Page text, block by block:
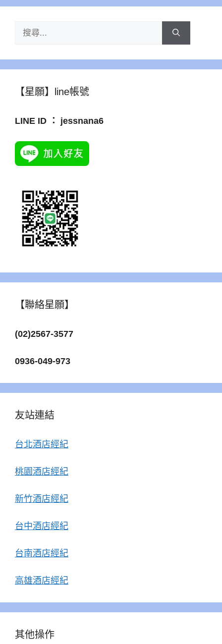
【星願】line帳號
LINE ID ： jessnana6
【聯絡星願】
(02)2567-3577
0936-049-973
友站連結
台北酒店經紀
桃園酒店經紀
新竹酒店經紀
台中酒店經紀
台南酒店經紀
高雄酒店經紀
其他操作